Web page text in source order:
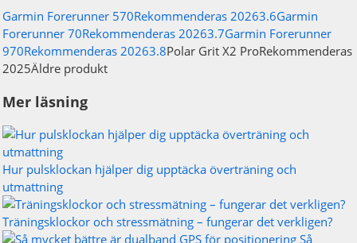
Garmin Forerunner 570Rekommenderas 20263.6Garmin
Forerunner 70Rekommenderas 20263.7Garmin Forerunner
970Rekommenderas 20263.8Polar Grit X2 ProRekommenderas
2025Äldre produkt
Mer läsning
Hur pulsklockan hjälper dig upptäcka överträning och
utmattning
Träningsklockor och stressmätning – fungerar det verkligen?
Så